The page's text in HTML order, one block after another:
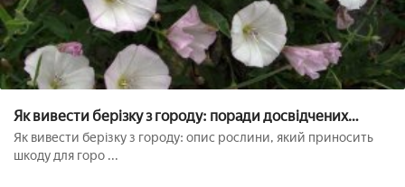
Як вивести берізку з городу: поради досвідчених
агрономів
Як вивести берізку з городу: опис рослини, який приносить
шкоду для горо ...